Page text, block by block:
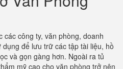
các công ty, văn phòng, doanh
để lưu trữ các tập tài liệu, hồ
và gọn gàng hơn. Ngoài ra tủ
mỹ cao cho văn phòng trở nên